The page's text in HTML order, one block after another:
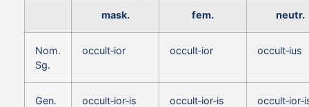
mask. fem. neutr.
Nom.
Sg.
occult‑ior occult‑ior occult‑ius
Gen.
occult‑ior‑is occult‑ior‑is